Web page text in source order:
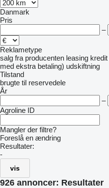
Danmark
Pris
–
Reklametype
salg fra producenten leasing kredit
med ekstra betaling) udskiftning
Tilstand
brugte til reservedele
År
–
Agroline ID
Mangler der filtre?
Foreslå en ændring
Resultater:
-
vis
926 annoncer: Resultater